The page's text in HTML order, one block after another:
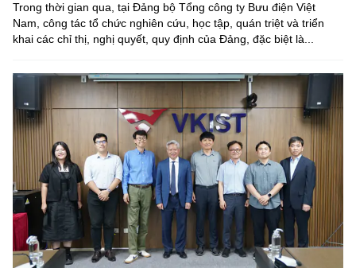
Trong thời gian qua, tại Đảng bộ Tổng công ty Bưu điện Việt
Nam, công tác tổ chức nghiên cứu, học tập, quán triệt và triển
khai các chỉ thị, nghị quyết, quy định của Đảng, đặc biệt là...